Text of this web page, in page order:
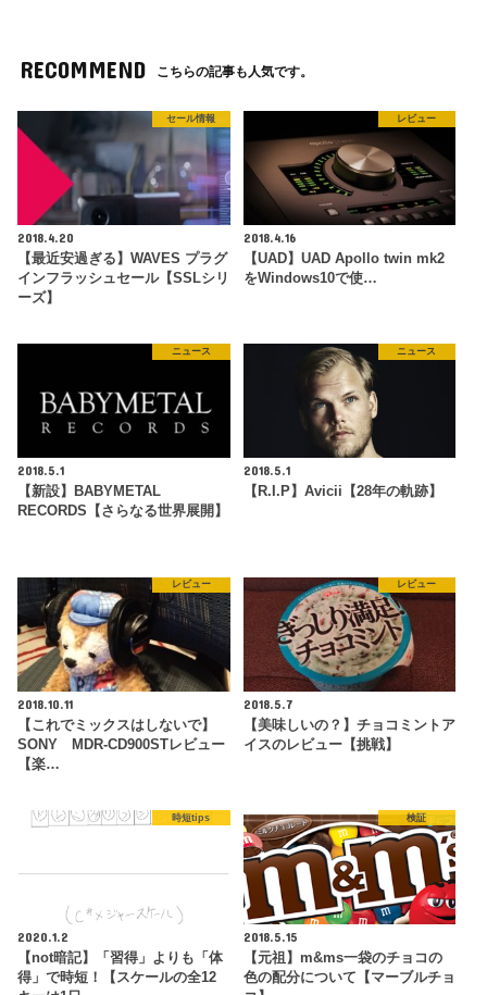
RECOMMEND こちらの記事も人気です。
セール情報
2018.4.20
【最近安過ぎる】WAVES プラグ
インフラッシュセール【SSLシリ
ーズ】
レビュー
2018.4.16
【UAD】UAD Apollo twin mk2
をWindows10で使…
ニュース
2018.5.1
【新設】BABYMETAL
RECORDS【さらなる世界展開】
ニュース
2018.5.1
【R.I.P】Avicii【28年の軌跡】
レビュー
2018.10.11
【これでミックスはしないで】
SONY MDR-CD900STレビュー
【楽…
レビュー
2018.5.7
【美味しいの？】チョコミントア
イスのレビュー【挑戦】
時短tips
2020.1.2
【not暗記】「習得」よりも「体
得」で時短！【スケールの全12
検証
2018.5.15
【元祖】m&ms一袋のチョコの
色の配分について【マーブルチョ